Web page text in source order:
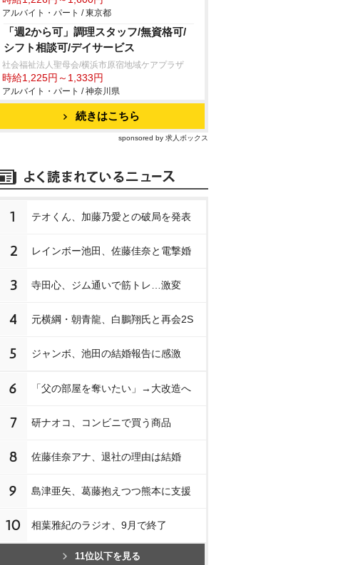
アルバイト・パート / 東京都
「週2から可」調理スタッフ/無資格可/
シフト相談可/デイサービス
社会福祉法人聖母会/横浜市原宿地域ケアプラザ
時給1,225円～1,333円
アルバイト・パート / 神奈川県
続きはこちら
sponsored by 求人ボックス
1 テオくん、加藤乃愛との破局を発表
2 レインボー池田、佐藤佳奈と電撃婚
3 寺田心、ジム通いで筋トレ…激変
4 元横綱・朝青龍、白鵬翔氏と再会2S
5 ジャンボ、池田の結婚報告に感激
6 「父の部屋を奪いたい」→大改造へ
7 研ナオコ、コンビニで買う商品
8 佐藤佳奈アナ、退社の理由は結婚
9 島津亜矢、葛藤抱えつつ熊本に支援
10 相葉雅紀のラジオ、9月で終了
11位以下を見る